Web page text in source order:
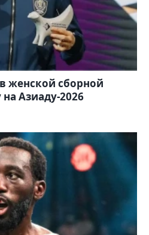
женской сборной
на Азиаду-2026